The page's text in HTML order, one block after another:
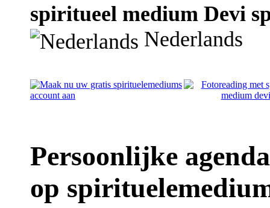
spiritueel medium Devi
Nederlands
Persoonlijke
op